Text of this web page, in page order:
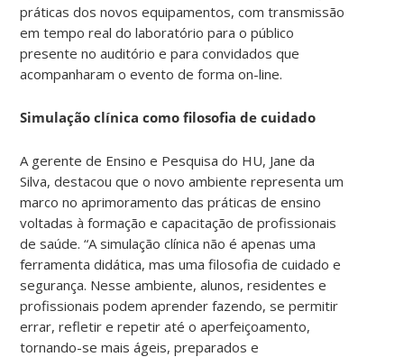
práticas dos novos equipamentos, com transmissão
em tempo real do laboratório para o público
presente no auditório e para convidados que
acompanharam o evento de forma on-line.
Simulação clínica como filosofia de cuidado
A gerente de Ensino e Pesquisa do HU, Jane da
Silva, destacou que o novo ambiente representa um
marco no aprimoramento das práticas de ensino
voltadas à formação e capacitação de profissionais
de saúde. “A simulação clínica não é apenas uma
ferramenta didática, mas uma filosofia de cuidado e
segurança. Nesse ambiente, alunos, residentes e
profissionais podem aprender fazendo, se permitir
errar, refletir e repetir até o aperfeiçoamento,
tornando-se mais ágeis, preparados e